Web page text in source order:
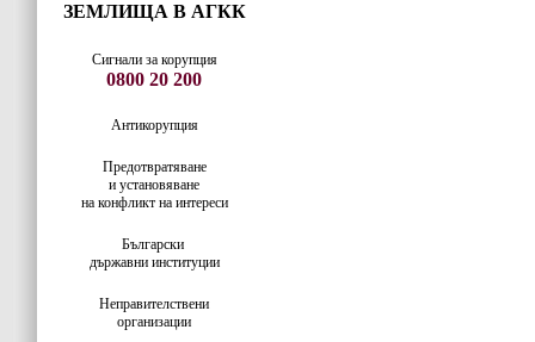
ЗЕМЛИЩА В АГКК
Сигнали за корупция
0800 20 200
Антикорупция
Предотвратяване
и установяване
на конфликт на интереси
Български
държавни институции
Неправителствени
организации